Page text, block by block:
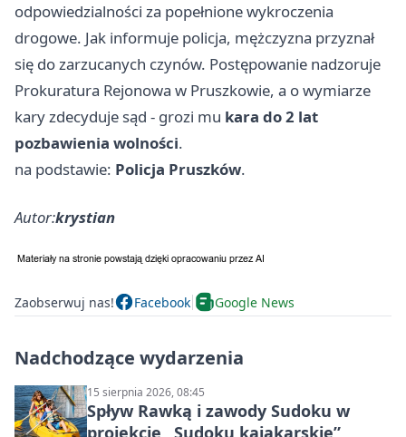
odpowiedzialności za popełnione wykroczenia
drogowe. Jak informuje policja, mężczyzna przyznał
się do zarzucanych czynów. Postępowanie nadzoruje
Prokuratura Rejonowa w Pruszkowie, a o wymiarze
kary zdecyduje sąd - grozi mu kara do 2 lat
pozbawienia wolności.
na podstawie: Policja Pruszków.
Autor:krystian
Zaobserwuj nas! Facebook Google News
Nadchodzące wydarzenia
15 sierpnia 2026, 08:45
Spływ Rawką i zawody Sudoku w